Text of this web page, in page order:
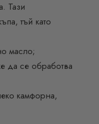
Тази
тъй като
масло;
да се обработва
камфорна,